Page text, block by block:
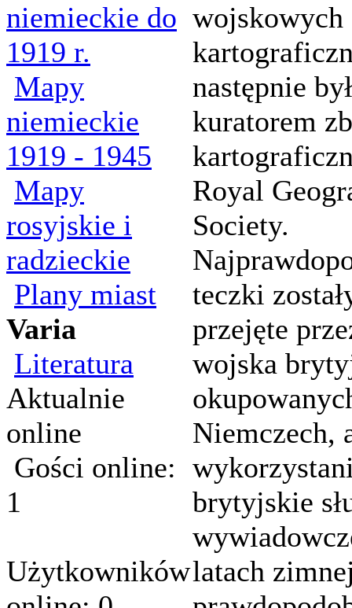
niemieckie do
1919 r.
Mapy
niemieckie
1919 - 1945
Mapy
rosyjskie i
radzieckie
Plany miast
Varia
Literatura
Aktualnie
online
Gości online:
1
Użytkowników
wojskowych
następnie był
kuratorem
Royal
Society.
teczki
przejęte
wojska
Niemczech,
brytyjskie
latach